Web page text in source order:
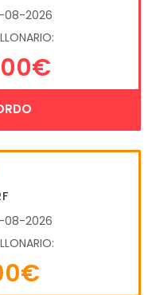
08-2026
08-2026